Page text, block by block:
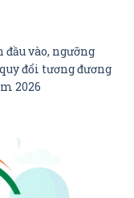
vào, ngưỡng
đổi tương đương
2026